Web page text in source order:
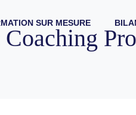
SUR MESURE
Coaching Pro